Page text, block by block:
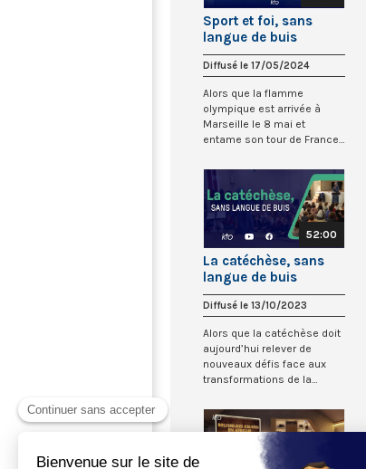
Sport et foi, sans
langue de buis
Diffusé le 17/05/2024
Alors que la flamme
olympique est arrivée à
Marseille le 8 mai et
entame son tour de France,
52:00
La catéchèse, sans
langue de buis
Diffusé le 13/10/2023
Alors que la catéchèse doit
aujourd’hui relever de
nouveaux défis face aux
transformations de la